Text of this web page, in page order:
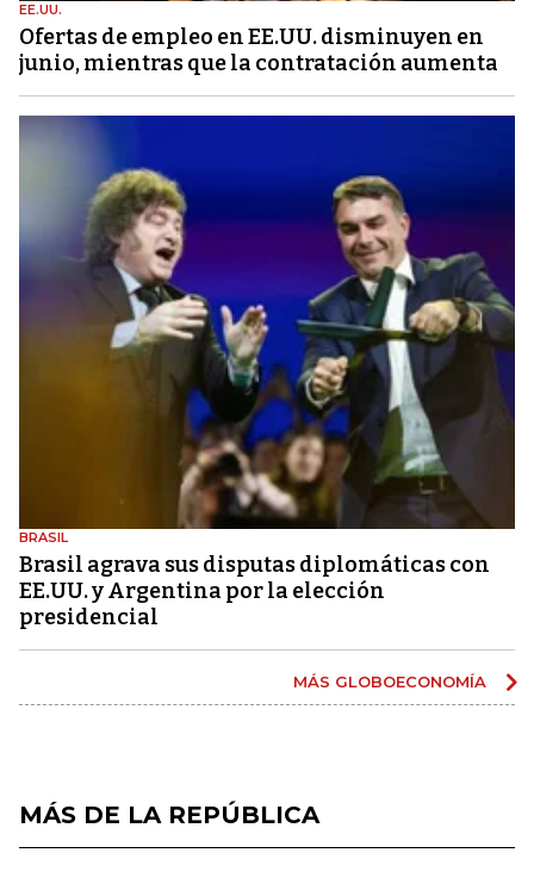
EE.UU.
Ofertas de empleo en EE.UU. disminuyen en
junio, mientras que la contratación aumenta
BRASIL
Brasil agrava sus disputas diplomáticas con
EE.UU. y Argentina por la elección
presidencial
MÁS GLOBOECONOMÍA
MÁS DE LA REPÚBLICA